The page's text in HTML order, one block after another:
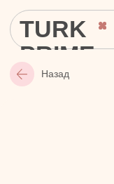
TURK
PRIME